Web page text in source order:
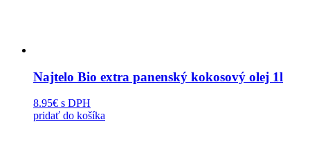
Najtelo Bio extra panenský kokosový olej 1l
8.95€ s DPH
pridať do košíka